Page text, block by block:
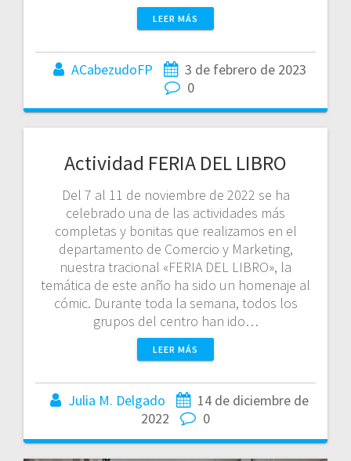
LEER MÁS
ACabezudoFP
3 de febrero de 2023
0
Actividad FERIA DEL LIBRO
Del 7 al 11 de noviembre de 2022 se ha
celebrado una de las actividades más
completas y bonitas que realizamos en el
departamento de Comercio y Marketing,
nuestra tracional «FERIA DEL LIBRO», la
temática de este anño ha sido un homenaje al
cómic. Durante toda la semana, todos los
grupos del centro han ido…
LEER MÁS
Julia M. Delgado
14 de diciembre de
2022
0